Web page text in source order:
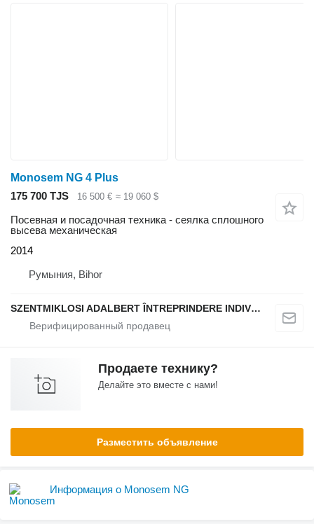
Monosem NG 4 Plus
175 700 TJS
16 500 € ≈ 19 060 $
Посевная и посадочная техника - сеялка сплошного
высева механическая
2014
Румыния, Bihor
SZENTMIKLOSI ADALBERT ÎNTREPRINDERE INDIVIDUALĂ
Продаете технику?
Делайте это вместе с нами!
Разместить объявление
Информация о Monosem NG